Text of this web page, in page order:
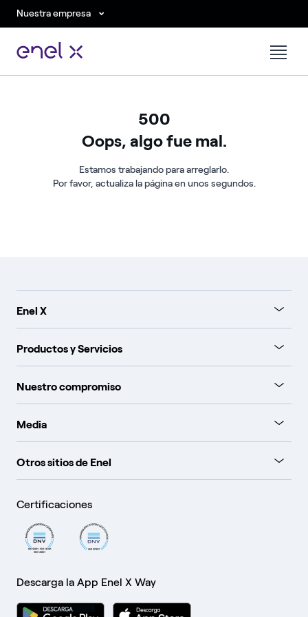
Nuestra empresa
500
Oops, algo fue mal.
Estamos trabajando para arreglarlo.
Por favor, actualiza la página en unos segundos.
Enel X
Productos y Servicios
Nuestro compromiso
Media
Otros sitios de Enel
Certificaciones
Descarga la App Enel X Way